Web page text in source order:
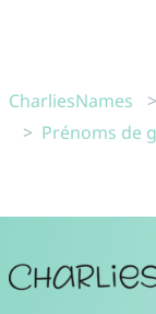
CharliesNames
Prénoms de